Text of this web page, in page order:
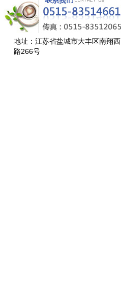
地址：江苏省盐城市大丰区南翔西
路266号